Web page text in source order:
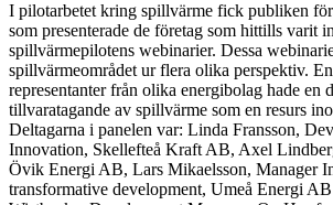
I pilotarbetet kring spillvärme fick publiken
som presenterade de företag som hittills varit
spillvärmepilotens webinarier. Dessa
spillvärmeområdet ur flera olika perspektiv.
representanter från olika energibolag hade en
tillvaratagande av spillvärme som en resurs
Deltagarna i panelen var: Linda Fransson,
Innovation, Skellefteå Kraft AB, Axel
Övik Energi AB, Lars Mikaelsson, Manager
transformative development, Umeå Energi